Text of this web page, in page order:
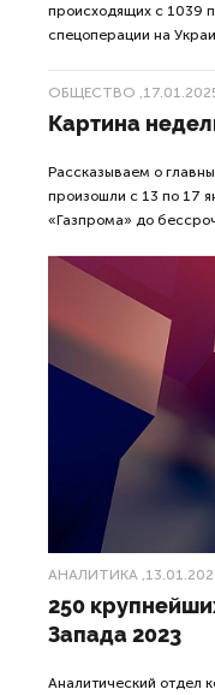
происходящих с 1039
спецоперации на
ОБЩЕСТВО ,17.01.2025
Картина
Рассказываем о
произошли с 13 по 17
«Газпрома» до